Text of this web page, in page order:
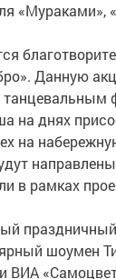
«Мураками»,
Данную
на днях
на
в рамках
шоумен
ВИА